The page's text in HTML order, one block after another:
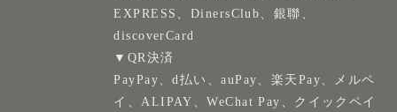
EXPRESS、DinersClub、銀聯、
discoverCard
▼QR決済
PayPay、d払い、auPay、楽天Pay、メルペ
イ、ALIPAY、WeChat Pay、クイックペイ